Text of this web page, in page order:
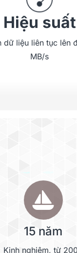
Hiệu suất
dữ liệu liên tục lên
MB/s
rộng hiệu
qua quá trình
đã được
ổn định cao
dùng có yêu cầu
15 năm
Kinh nghiệm, từ